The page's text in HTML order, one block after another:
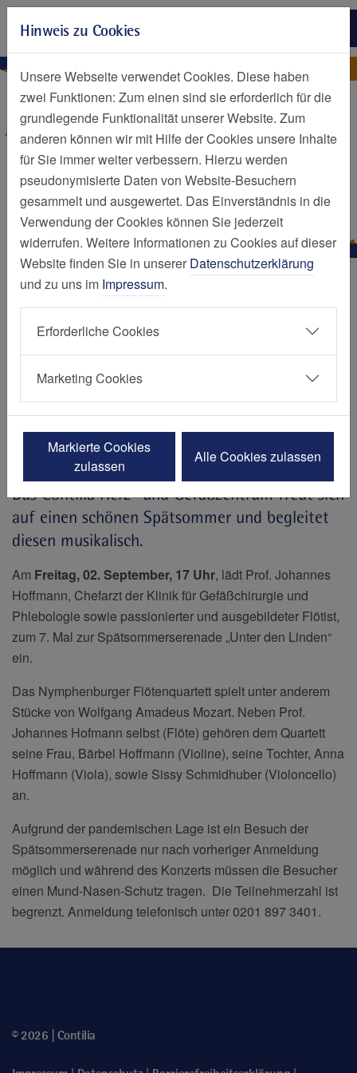
Zur Hauptnavigation springen
Zum Seiteninhalt springen
Zum Seitenende springen
Nachrichten Detailseite
Nachricht
Spätsommerserenade „Unter
den Linden“
22.08.2022
Contilia Herz- und Gefäßzentrum, Elisabeth-Krankenhaus Essen,
Das Contilia Herz- und Gefäßzentrum freut sich
auf einen schönen Spätsommer und begleitet
diesen musikalisch.
Am Freitag, 02. September, 17 Uhr, lädt Prof. Johannes
Hoffmann, Chefarzt der Klinik für Gefäßchirurgie und
Phlebologie sowie passionierter und ausgebildeter Flötist,
zum 7. Mal zur Spätsommerserenade „Unter den Linden“
ein.
Das Nymphenburger Flötenquartett spielt unter anderem
Stücke von Wolfgang Amadeus Mozart. Neben Prof.
Johannes Hofmann selbst (Flöte) gehören dem Quartett
seine Frau, Bärbel Hoffmann (Violine), seine Tochter, Anna
Hoffmann (Viola), sowie Sissy Schmidhuber (Violoncello)
an.
Aufgrund der pandemischen Lage ist ein Besuch der
Spätsommerserenade nur nach vorheriger Anmeldung
möglich und während des Konzerts müssen die Besucher
einen Mund-Nasen-Schutz tragen. Die Teilnehmerzahl ist
begrenzt. Anmeldung telefonisch unter 0201 897 3401.
© 2026 | Contilia
Hinweis zu Cookies
Unsere Webseite verwendet Cookies. Diese haben
zwei Funktionen: Zum einen sind sie erforderlich für die
grundlegende Funktionalität unserer Website. Zum
anderen können wir mit Hilfe der Cookies unsere Inhalte
für Sie immer weiter verbessern. Hierzu werden
pseudonymisierte Daten von Website-Besuchern
gesammelt und ausgewertet. Das Einverständnis in die
Verwendung der Cookies können Sie jederzeit
widerrufen. Weitere Informationen zu Cookies auf dieser
Website finden Sie in unserer Datenschutzerklärung
und zu uns im Impressum.
Erforderliche Cookies
Marketing Cookies
Markierte Cookies
zulassen
Alle Cookies zulassen